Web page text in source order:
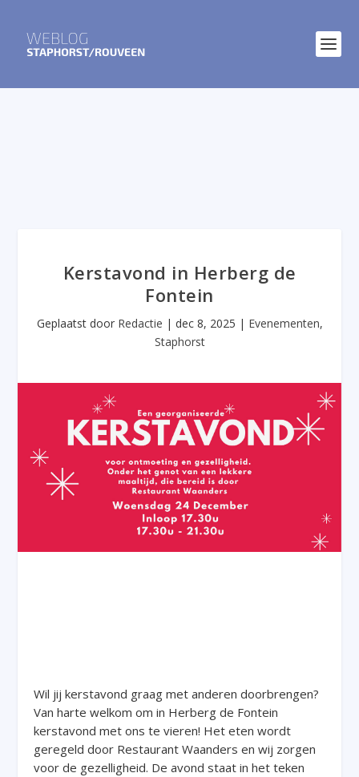
Kerstavond in Herberg de
Fontein
Geplaatst door Redactie | dec 8, 2025 | Evenementen,
Staphorst
Wil jij kerstavond graag met anderen doorbrengen?
Van harte welkom om in Herberg de Fontein
kerstavond met ons te vieren! Het eten wordt
geregeld door Restaurant Waanders en wij zorgen
voor de gezelligheid. De avond staat in het teken